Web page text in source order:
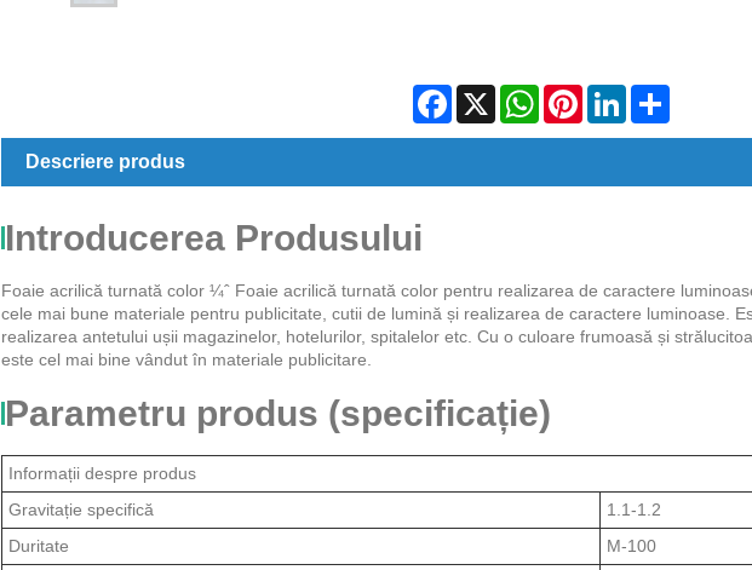
Facebook
X WhatsAppPinterestLinkedInShare
Descriere produs
Introducerea Produsului
Foaie acrilică turnată color ¼ˆ Foaie acrilică turnată color pentru realizarea de caractere
cele mai bune materiale pentru publicitate, cutii de lumină și realizarea de caractere luminoase.
realizarea antetului ușii magazinelor, hotelurilor, spitalelor etc. Cu o culoare frumoasă și
este cel mai bine vândut în materiale publicitare.
Parametru produs (specificație)
Informații despre produs
Gravitație specifică
1.1-1.2
Duritate
M-100